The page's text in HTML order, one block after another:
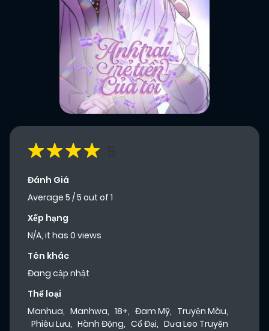
Đánh Giá
Average 5 /5 out of 1
Xếp hạng
N/A, it has 0 views
Tên khác
Đang cập nhật
Thể loại
Manhua, Manhwa, 18+, Đam Mỹ, Truyện Màu,
Phiêu Lưu, Hành Động, Cổ Đại, Dưa Leo Truyện